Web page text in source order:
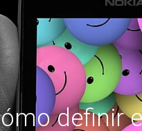
definir